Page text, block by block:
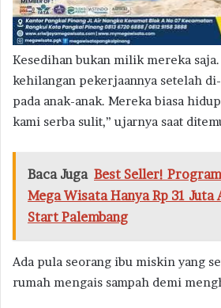
Kesedihan bukan milik mereka saja.
kehilangan pekerjaannya setelah di-
pada anak-anak. Mereka biasa
kami serba sulit,” ujarnya saat
Baca Juga Best Seller!
Mega Wisata Hanya Rp 31
Start Palembang
Ada pula seorang ibu miskin yang
rumah mengais sampah demi